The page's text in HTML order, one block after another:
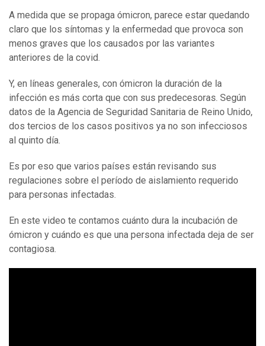
A medida que se propaga ómicron, parece estar quedando
claro que los síntomas y la enfermedad que provoca son
menos graves que los causados por las variantes
anteriores de la covid.
Y, en líneas generales, con ómicron la duración de la
infección es más corta que con sus predecesoras. Según
datos de la Agencia de Seguridad Sanitaria de Reino Unido,
dos tercios de los casos positivos ya no son infecciosos
al quinto día.
Es por eso que varios países están revisando sus
regulaciones sobre el período de aislamiento requerido
para personas infectadas.
En este video te contamos cuánto dura la incubación de
ómicron y cuándo es que una persona infectada deja de ser
contagiosa.